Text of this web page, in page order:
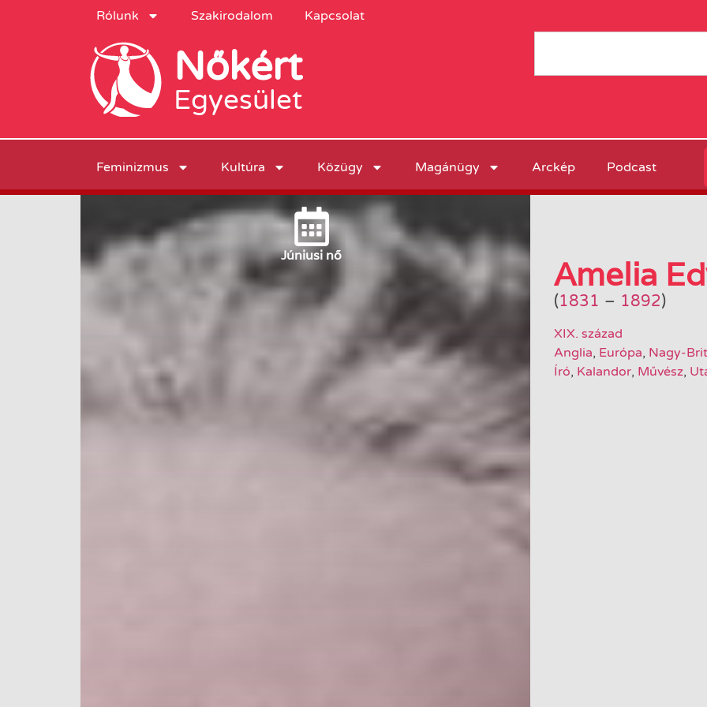
Rólunk Szakirodalom Kapcsolat
Nőkért
Egyesület
Feminizmus Kultúra Közügy Magánügy Arckép Podcast
Júniusi nő Amelia
(1831 – 1892)
XIX. század
Anglia, Európa, Nagy-
Író, Kalandor, Művész,